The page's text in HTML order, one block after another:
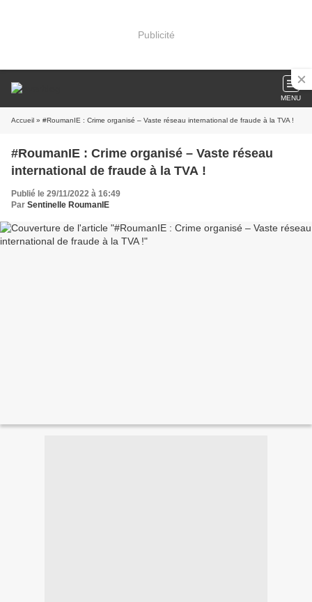
Publicité
MENU
Accueil » #RoumanIE : Crime organisé – Vaste réseau international de fraude à la TVA !
#RoumanIE : Crime organisé – Vaste réseau
international de fraude à la TVA !
Publié le 29/11/2022 à 16:49
Par Sentinelle RoumanIE